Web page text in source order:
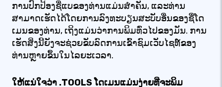
ການປົກປ້ອງຊື່ແບຂອງທ່ານແມ່ນສໍາຄັນ, ແລະທ່ານ
ສາມາດເຮັດໄດ້ໂດຍການລົງທະບຽນສະບັບອື່ນຂອງຊື່ໂດ
ເມນຂອງທ່ານ, ເຖິງແມ່ນວ່າການພິມທົ່ວໄປຂອງມັນ. ການ
ເຮັດສິ່ງນີ້ຍັງຈະຊ່ວຍຂັບລົດການເຂົ້າຊົມເວັບໄຊທ໌ຂອງ
ທ່ານຫຼາຍຂຶ້ນໃນໄລຍະເວລາ.
ໃຫ້ແນ່ໃຈວ່າ .TOOLS ໂດເມນແມ່ນງ່າຍທີ່ຈະພິມ